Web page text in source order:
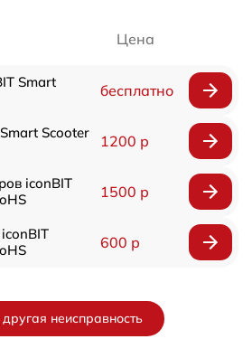
Цена
Smart
бесплатно
Scooter
1200 р
iconBIT
1500 р
600 р
неисправность